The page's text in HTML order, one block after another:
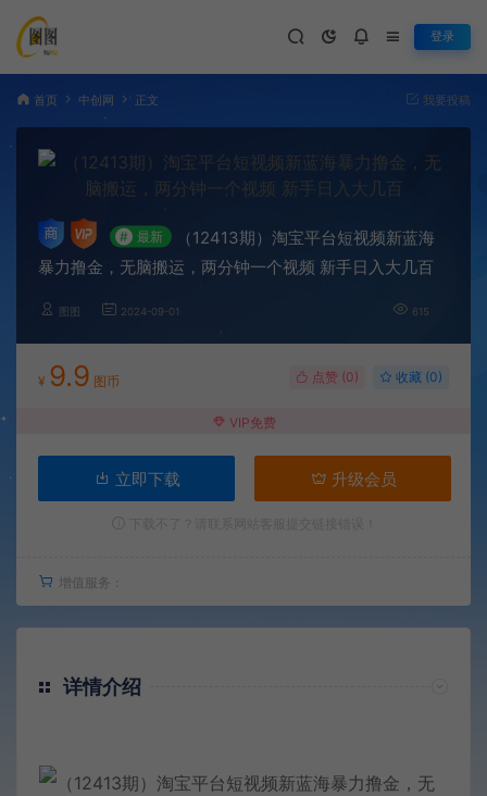
登录
首页 中创网 正文 我要投稿
# 最新
（12413期）淘宝平台短视频新蓝海
暴力撸金，无脑搬运，两分钟一个视频 新手日入大几百
图图 2024-09-01 615
¥ 9.9 图币 点赞 (0) 收藏 (0)
VIP免费
立即下载 升级会员
增值服务：
详情介绍